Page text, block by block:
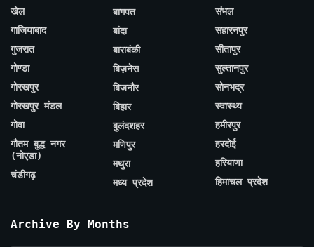
खेल
गाजियाबाद
गुजरात
गोण्डा
गोरखपुर
गोरखपुर मंडल
गोवा
गौतम बुद्ध नगर
(नोएडा)
चंडीगढ़
बागपत
बांदा
बाराबंकी
बिज़नेस
बिजनौर
बिहार
बुलंदशहर
मणिपुर
मथुरा
मध्य प्रदेश
संभल
सहारनपुर
सीतापुर
सुल्तानपुर
सोनभद्र
स्वास्थ्य
हमीरपुर
हरदोई
हरियाणा
हिमाचल प्रदेश
Archive By Months